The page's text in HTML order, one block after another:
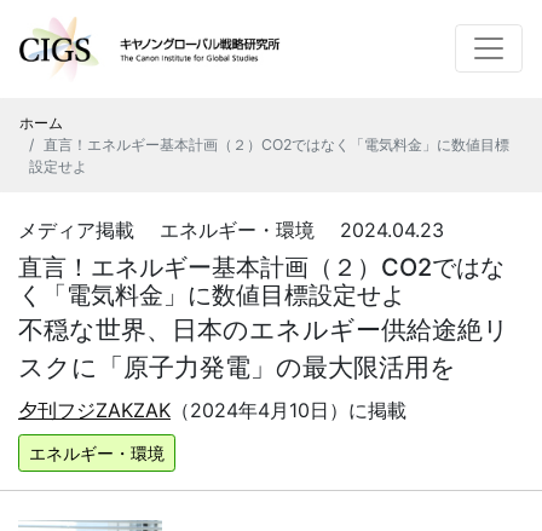
ホーム
直言！エネルギー基本計画（２）CO2ではなく「電気料金」に数値目標
設定せよ
メディア掲載 エネルギー・環境 2024.04.23
直言！エネルギー基本計画（２）CO2ではな
く「電気料金」に数値目標設定せよ
不穏な世界、日本のエネルギー供給途絶リ
スクに「原子力発電」の最大限活用を
夕刊フジZAKZAK （2024年4月 10日）に掲載
エネルギー・環境